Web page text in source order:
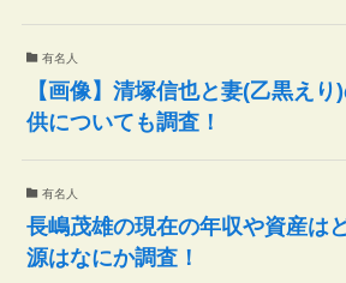
有名人
【画像】清塚信也と妻(乙黒え
供についても調査！
有名人
長嶋茂雄の現在の年収や資産は
源はなにか調査！